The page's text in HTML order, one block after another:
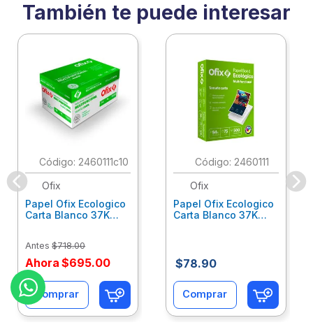
También te puede interesar
: 2460111c10
Ofix
Papel Ofix Ecologico
Carta Blanco 37K
Antes $718.00
Ahora $695.00
Comprar
: 2460111
Ofix
Papel Ofix Ecologico
Carta Blanco 37K
$78.90
Comprar